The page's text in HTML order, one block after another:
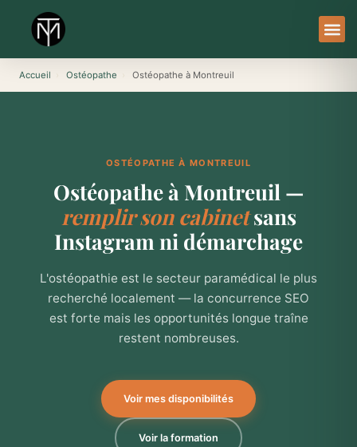
contenu
Accueil Ostéopathe Ostéopathe à Montreuil
OSTÉOPATHE À MONTREUIL
Ostéopathe à Montreuil —
remplir son cabinetsans
Instagram ni démarchage
L'ostéopathie est le secteur paramédical le plus
recherché localement — la concurrence SEO
est forte mais les opportunités longue traîne
restent nombreuses.
Voir mes disponibilités
Voir la formation